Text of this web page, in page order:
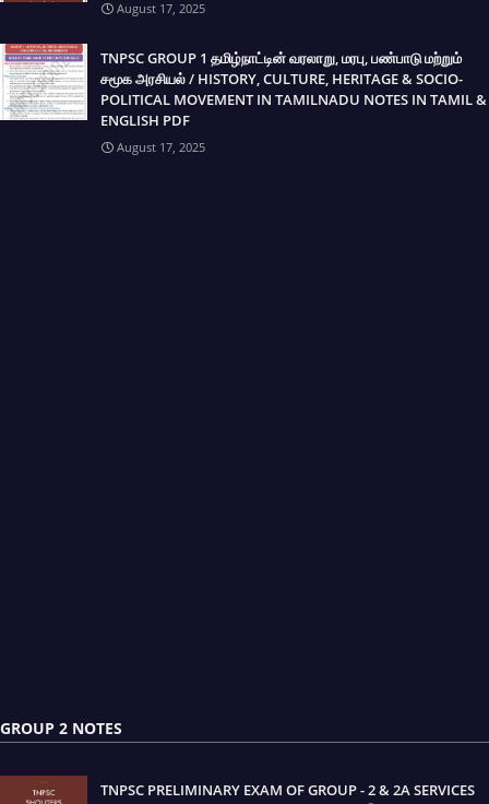
August 17, 2025
TNPSC GROUP 1 தமிழ்நாட்டின் வரலாறு, மரபு, பண்பாடு மற்றும்
சமூக அரசியல் / HISTORY, CULTURE, HERITAGE & SOCIO-
POLITICAL MOVEMENT IN TAMILNADU NOTES IN TAMIL &
ENGLISH PDF
August 17, 2025
GROUP 2 NOTES
TNPSC PRELIMINARY EXAM OF GROUP - 2 & 2A SERVICES